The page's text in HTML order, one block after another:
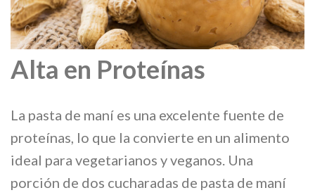
Alta en Proteínas
La pasta de maní es una excelente fuente de
proteínas, lo que la convierte en un alimento
ideal para vegetarianos y veganos. Una
porción de dos cucharadas de pasta de maní